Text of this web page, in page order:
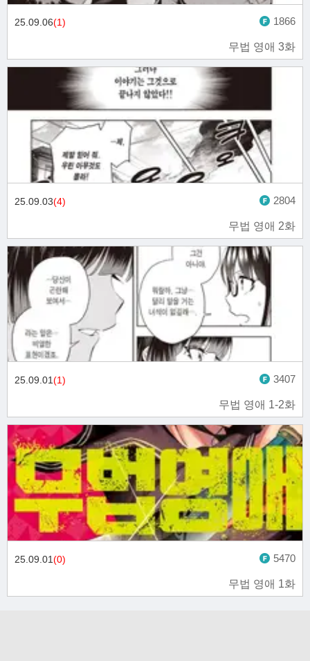
무법 영애 3화
25.09.06(1) 1866
무법 영애 2화
25.09.03(4) 2804
무법 영애 1-2화
25.09.01(1) 3407
무법 영애 1화
25.09.01(0) 5470